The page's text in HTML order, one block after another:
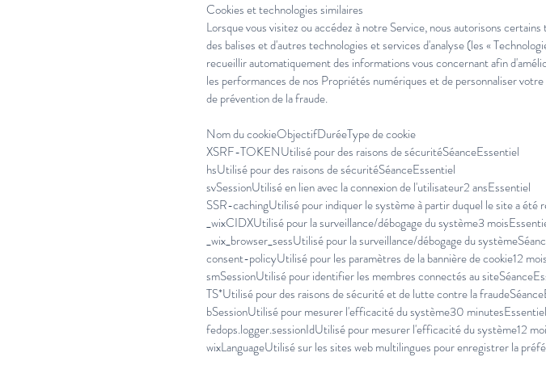
Cookies et technologies similaires
Lorsque vous visitez ou accédez à notre Service, nous autorisons
des balises et d'autres technologies et services d'analyse (les «
recueillir automatiquement des informations vous concernant afin
les performances de nos Propriétés numériques et de personnaliser
de prévention de la fraude.
Nom du cookieObjectifDuréeType de cookie
XSRF-TOKENUtilisé pour des raisons de sécuritéSéanceEssentiel
hsUtilisé pour des raisons de sécuritéSéanceEssentiel
svSessionUtilisé en lien avec la connexion de l'utilisateur2 ansEssentiel
SSR-cachingUtilisé pour indiquer le système à partir duquel le site a été
_wixCIDXUtilisé pour la surveillance/débogage du système3
_wix_browser_sessUtilisé pour la surveillance/débogage du
consent-policyUtilisé pour les paramètres de la bannière de cookie12
smSessionUtilisé pour identifier les membres connectés au
TS*Utilisé pour des raisons de sécurité et de lutte contre la
bSessionUtilisé pour mesurer l'efficacité du système30 minutesEssentiel
fedops.logger.sessionIdUtilisé pour mesurer l'efficacité du système12
wixLanguageUtilisé sur les sites web multilingues pour enregistrer la